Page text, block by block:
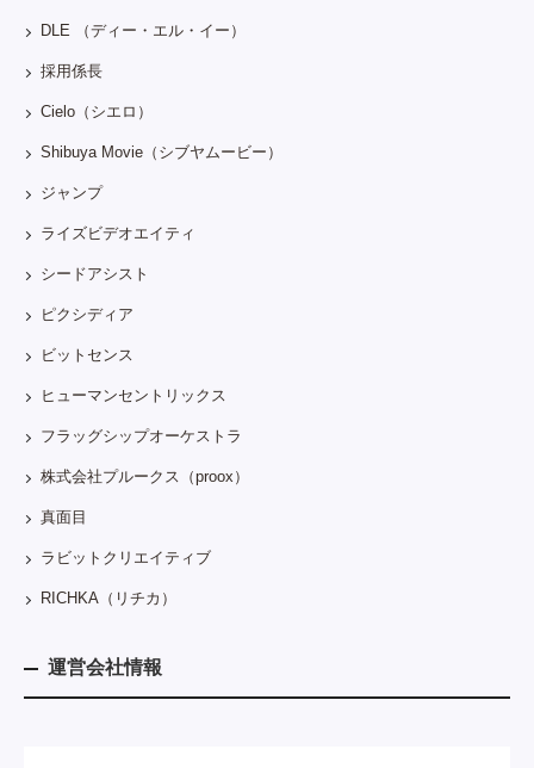
DLE （ディー・エル・イー）
採用係長
Cielo（シエロ）
Shibuya Movie（シブヤムービー）
ジャンプ
ライズビデオエイティ
シードアシスト
ピクシディア
ビットセンス
ヒューマンセントリックス
フラッグシップオーケストラ
株式会社プルークス（proox）
真面目
ラビットクリエイティブ
RICHKA（リチカ）
運営会社情報